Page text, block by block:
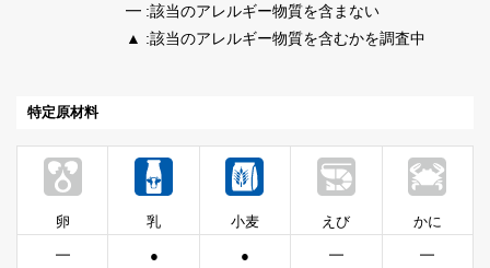
━ :該当のアレルギー物質を含まない
▲ :該当のアレルギー物質を含むかを調査中
特定原材料
卵
━
乳
●
小麦
●
えび
━
かに
━